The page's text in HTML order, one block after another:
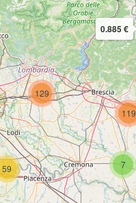
59 7
129
119
0.885 €